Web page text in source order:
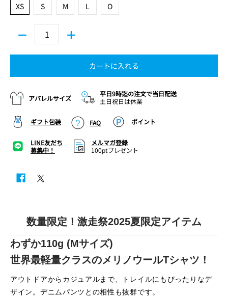
XS S M L O
カートに入れる
アパレルサイズ
平日9時迄の注文で当日配送
土日祝日は休業
ギフト包装 FAQ ポイント
LINE友だち
募集中！
メルマガ登録
100ptプレゼント
数量限定！激走祭2025夏限定アイテム
わずか110g (Mサイズ)
世界最軽量クラスのメリノウールTシャツ！
アウトドアからカジュアルまで、トレイルにもぴったりなデ
ザイン。デニムパンツとの相性も抜群です。